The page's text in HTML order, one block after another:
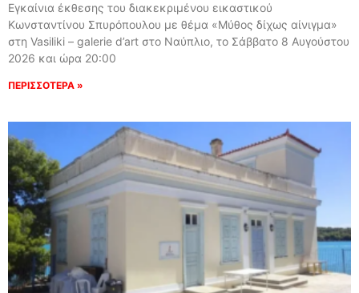
Εγκαίνια έκθεσης του διακεκριμένου εικαστικού
Κωνσταντίνου Σπυρόπουλου με θέμα «Μύθος δίχως αίνιγμα»
στη Vasiliki – galerie d’art στο Ναύπλιο, το Σάββατο 8 Αυγούστου
2026 και ώρα 20:00
ΠΕΡΙΣΣΟΤΕΡΑ »